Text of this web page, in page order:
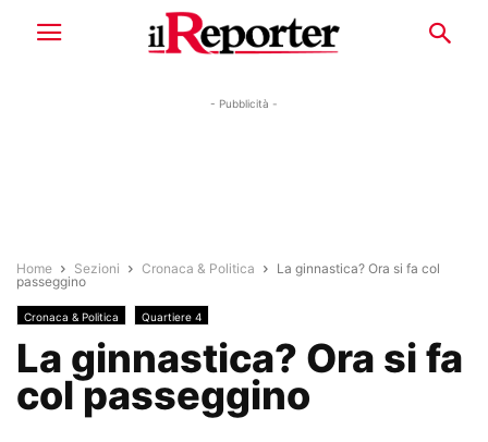
- Pubblicità -
Home Sezioni Cronaca & Politica
La ginnastica? Ora si fa col
passeggino
Cronaca & Politica Quartiere 4
La ginnastica? Ora si fa
col passeggino